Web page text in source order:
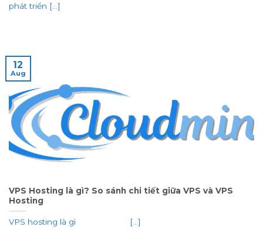
phát triển [...]
VPS Hosting là gì? So sánh chi tiết giữa VPS và VPS
Hosting
VPS hosting là gì [...]
12
Aug